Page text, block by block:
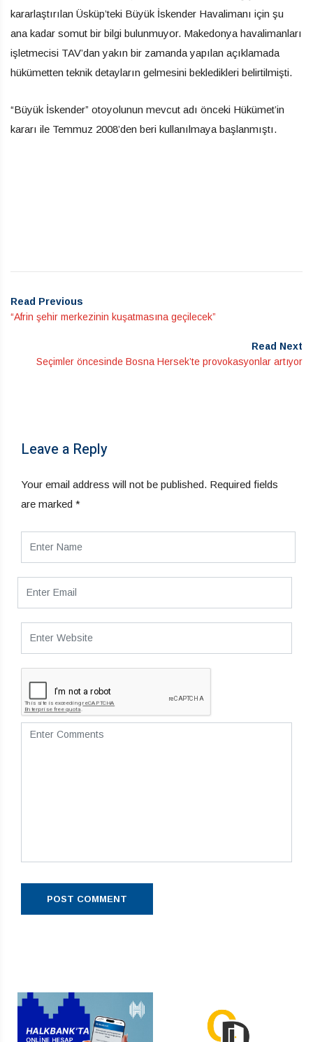
kararlaştırılan Üsküp’teki Büyük İskender Havalimanı için şu
ana kadar somut bir bilgi bulunmuyor. Makedonya havalimanları
işletmecisi TAV’dan yakın bir zamanda yapılan açıklamada
hükümetten teknik detayların gelmesini bekledikleri belirtilmişti.
“Büyük İskender” otoyolunun mevcut adı önceki Hükümet’in
kararı ile Temmuz 2008’den beri kullanılmaya başlanmıştı.
Read Previous
“Afrin şehir merkezinin kuşatmasına geçilecek”
Read Next
Seçimler öncesinde Bosna Hersek’te provokasyonlar artıyor
Leave a Reply
Your email address will not be published. Required fields
are marked *